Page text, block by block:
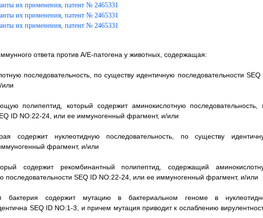
ответа против А/Е-патогена у животных, содержащая:
последовательность, по существу идентичную последовательности SEQ
или
полипептид, который содержит аминокислотную последовательность,
ID NO:22-24, или ее иммуногенный фрагмент, и/или
содержит нуклеотидную последовательность, по существу
фрагмент, и/или
содержит рекомбинантный полипептид, содержащий
последовательности SEQ ID NO:22-24, или ее иммуногенный фрагмент, и/или
содержит мутацию в бактериальном геноме в
SEQ ID NO:1-3, и причем мутация приводит к ослаблению